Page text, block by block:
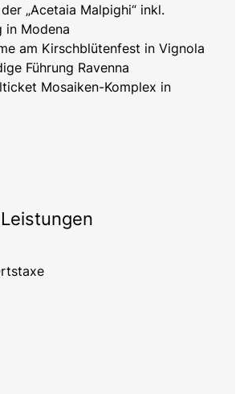
„Acetaia Malpighi“ inkl.
in Modena
am Kirschblütenfest in Vignola
Führung Ravenna
Mosaiken-Komplex in